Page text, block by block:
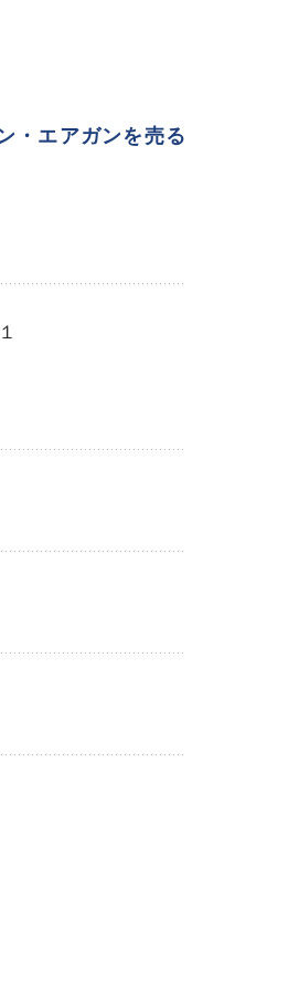
・エアガンを売る